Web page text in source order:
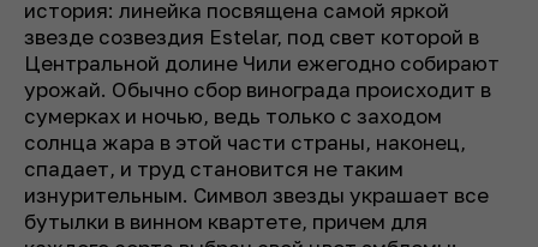
история: линейка посвящена самой яркой
звезде созвездия Estelar, под свет которой в
Центральной долине Чили ежегодно собирают
урожай. Обычно сбор винограда происходит в
сумерках и ночью, ведь только с заходом
солнца жара в этой части страны, наконец,
спадает, и труд становится не таким
изнурительным. Символ звезды украшает все
бутылки в винном квартете, причем для